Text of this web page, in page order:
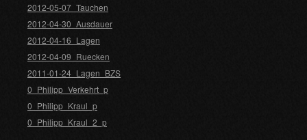
2012-05-07_Tauchen
2012-04-30_Ausdauer
2012-04-16_Lagen
2012-04-09_Ruecken
2011-01-24_Lagen_BZS
0_Philipp_Verkehrt_p
0_Philipp_Kraul_p
0_Philipp_Kraul_2_p